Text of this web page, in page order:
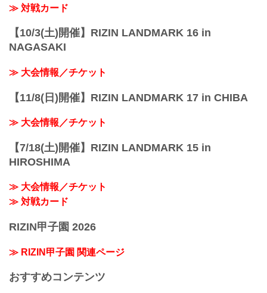
≫ 対戦カード
【10/3(土)開催】RIZIN LANDMARK 16 in
NAGASAKI
≫ 大会情報／チケット
【11/8(日)開催】RIZIN LANDMARK 17 in CHIBA
≫ 大会情報／チケット
【7/18(土)開催】RIZIN LANDMARK 15 in
HIROSHIMA
≫ 大会情報／チケット
≫ 対戦カード
RIZIN甲子園 2026
≫ RIZIN甲子園 関連ページ
おすすめコンテンツ